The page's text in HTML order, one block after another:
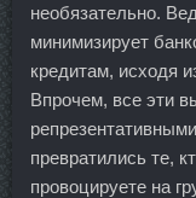
необязательно.
минимизирует
кредитам, исходя
Впрочем, все эти
превратились те,
провоцируете на